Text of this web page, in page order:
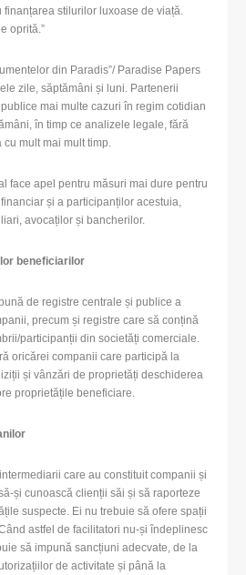
finanțarea stilurilor luxoase de viață.
oprită.”
din Paradis”/ Paradise Papers
zile, săptămâni și luni. Partenerii
mai multe cazuri în regim cotidian
în timp ce analizele legale, fără
mult mai mult timp.
face apel pentru măsuri mai dure pentru
și a participanților acestuia,
avocaților și bancherilor.
beneficiarilor
de registre centrale și publice a
precum și registre care să conțină
participanții din societăți comerciale.
oricărei companii care participă la
și vânzări de proprietăți deschiderea
proprietățile beneficiare.
care au constituit companii și
și cunoască clienții săi și să raporteze
suspecte. Ei nu trebuie să ofere spații
astfel de facilitatori nu-și îndeplinesc
să impună sancțiuni adecvate, de la
de activitate și până la